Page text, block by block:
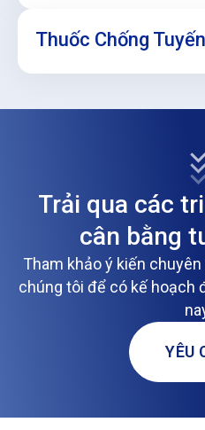
Thuốc Chống
thường xuyên để điều chỉnh
Trải qua các
cân bằng
Tham khảo ý kiến
chúng tôi để có kế hoạch
YÊU